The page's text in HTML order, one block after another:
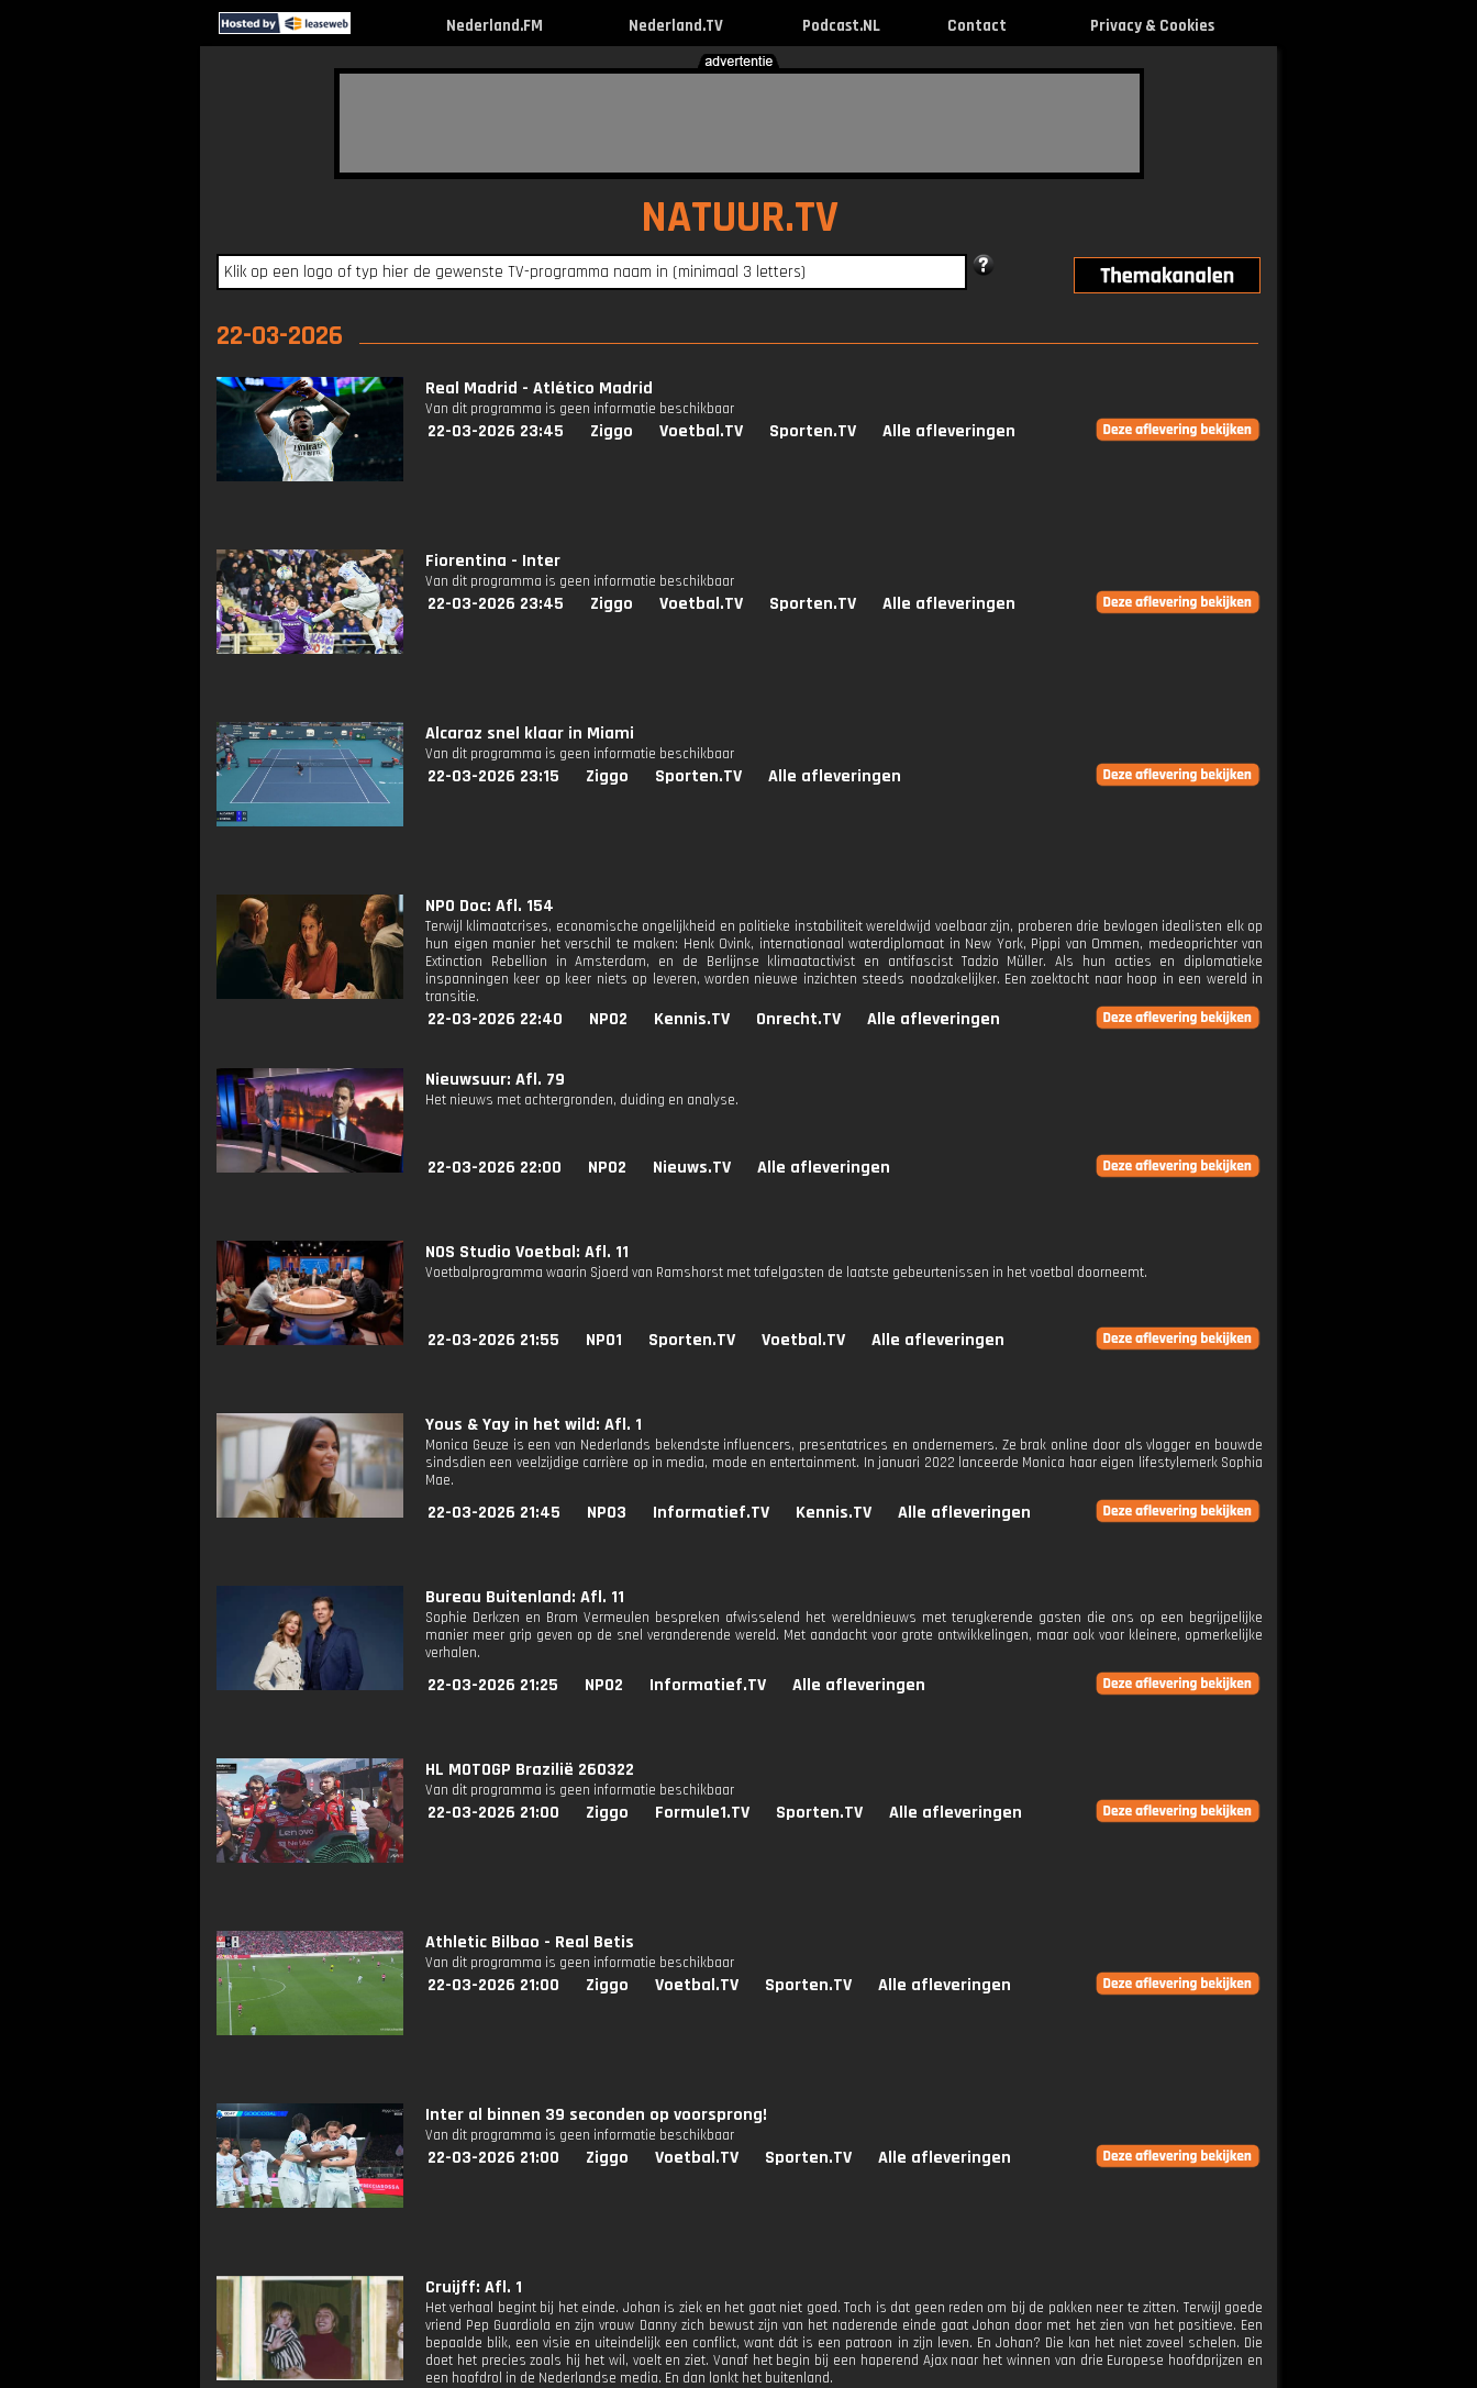
Nederland.FM Nederland.TV Podcast.NL Contact Privacy & Cookies
NATUUR.TV
22-03-2026
Real Madrid - Atlético Madrid
Van dit programma is geen informatie beschikbaar
22-03-2026 23:45 Ziggo Voetbal.TV Sporten.TV Alle afleveringen
Fiorentina - Inter
Van dit programma is geen informatie beschikbaar
22-03-2026 23:45 Ziggo Voetbal.TV Sporten.TV Alle afleveringen
Alcaraz snel klaar in Miami
Van dit programma is geen informatie beschikbaar
22-03-2026 23:15 Ziggo Sporten.TV Alle afleveringen
NPO Doc: Afl. 154
Terwijl klimaatcrises, economische ongelijkheid en politieke instabiliteit wereldwijd voelbaar zijn, proberen drie bevlogen idealisten elk op
hun eigen manier het verschil te maken: Henk Ovink, internationaal waterdiplomaat in New York, Pippi van Ommen, medeoprichter van
Extinction Rebellion in Amsterdam, en de Berlijnse klimaatactivist en antifascist Tadzio Müller. Als hun acties en diplomatieke
inspanningen keer op keer niets op leveren, worden nieuwe inzichten steeds noodzakelijker. Een zoektocht naar hoop in een wereld in
transitie.
22-03-2026 22:40 NPO2 Kennis.TV Onrecht.TV Alle afleveringen
Nieuwsuur: Afl. 79
Het nieuws met achtergronden, duiding en analyse.
22-03-2026 22:00 NPO2 Nieuws.TV Alle afleveringen
NOS Studio Voetbal: Afl. 11
Voetbalprogramma waarin Sjoerd van Ramshorst met tafelgasten de laatste gebeurtenissen in het voetbal doorneemt.
22-03-2026 21:55 NPO1 Sporten.TV Voetbal.TV Alle afleveringen
Yous & Yay in het wild: Afl. 1
Monica Geuze is een van Nederlands bekendste influencers, presentatrices en ondernemers. Ze brak online door als vlogger en bouwde
sindsdien een veelzijdige carrière op in media, mode en entertainment. In januari 2022 lanceerde Monica haar eigen lifestylemerk Sophia
Mae.
22-03-2026 21:45 NPO3 Informatief.TV Kennis.TV Alle afleveringen
Bureau Buitenland: Afl. 11
Sophie Derkzen en Bram Vermeulen bespreken afwisselend het wereldnieuws met terugkerende gasten die ons op een begrijpelijke
manier meer grip geven op de snel veranderende wereld. Met aandacht voor grote ontwikkelingen, maar ook voor kleinere, opmerkelijke
verhalen.
22-03-2026 21:25 NPO2 Informatief.TV Alle afleveringen
HL MOTOGP Brazilië 260322
Van dit programma is geen informatie beschikbaar
22-03-2026 21:00 Ziggo Formule1.TV Sporten.TV Alle afleveringen
Athletic Bilbao - Real Betis
Van dit programma is geen informatie beschikbaar
22-03-2026 21:00 Ziggo Voetbal.TV Sporten.TV Alle afleveringen
Inter al binnen 39 seconden op voorsprong!
Van dit programma is geen informatie beschikbaar
22-03-2026 21:00 Ziggo Voetbal.TV Sporten.TV Alle afleveringen
Cruijff: Afl. 1
Het verhaal begint bij het einde. Johan is ziek en het gaat niet goed. Toch is dat geen reden om bij de pakken neer te zitten. Terwijl goede
vriend Pep Guardiola en zijn vrouw Danny zich bewust zijn van het naderende einde gaat Johan door met het zien van het positieve. Een
bepaalde blik, een visie en uiteindelijk een conflict, want dát is een patroon in zijn leven. En Johan? Die kan het niet zoveel schelen. Die
doet het precies zoals hij het wil, voelt en ziet. Vanaf het begin bij een haperend Ajax naar het winnen van drie Europese hoofdprijzen en
een hoofdrol in de Nederlandse media. En dan lonkt het buitenland.